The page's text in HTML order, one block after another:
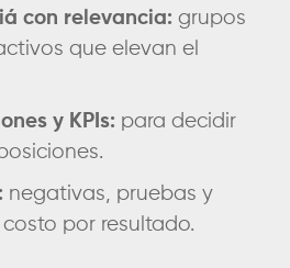
con relevancia: grupos
que elevan el
y KPIs: para decidir
negativas, pruebas y
por resultado.